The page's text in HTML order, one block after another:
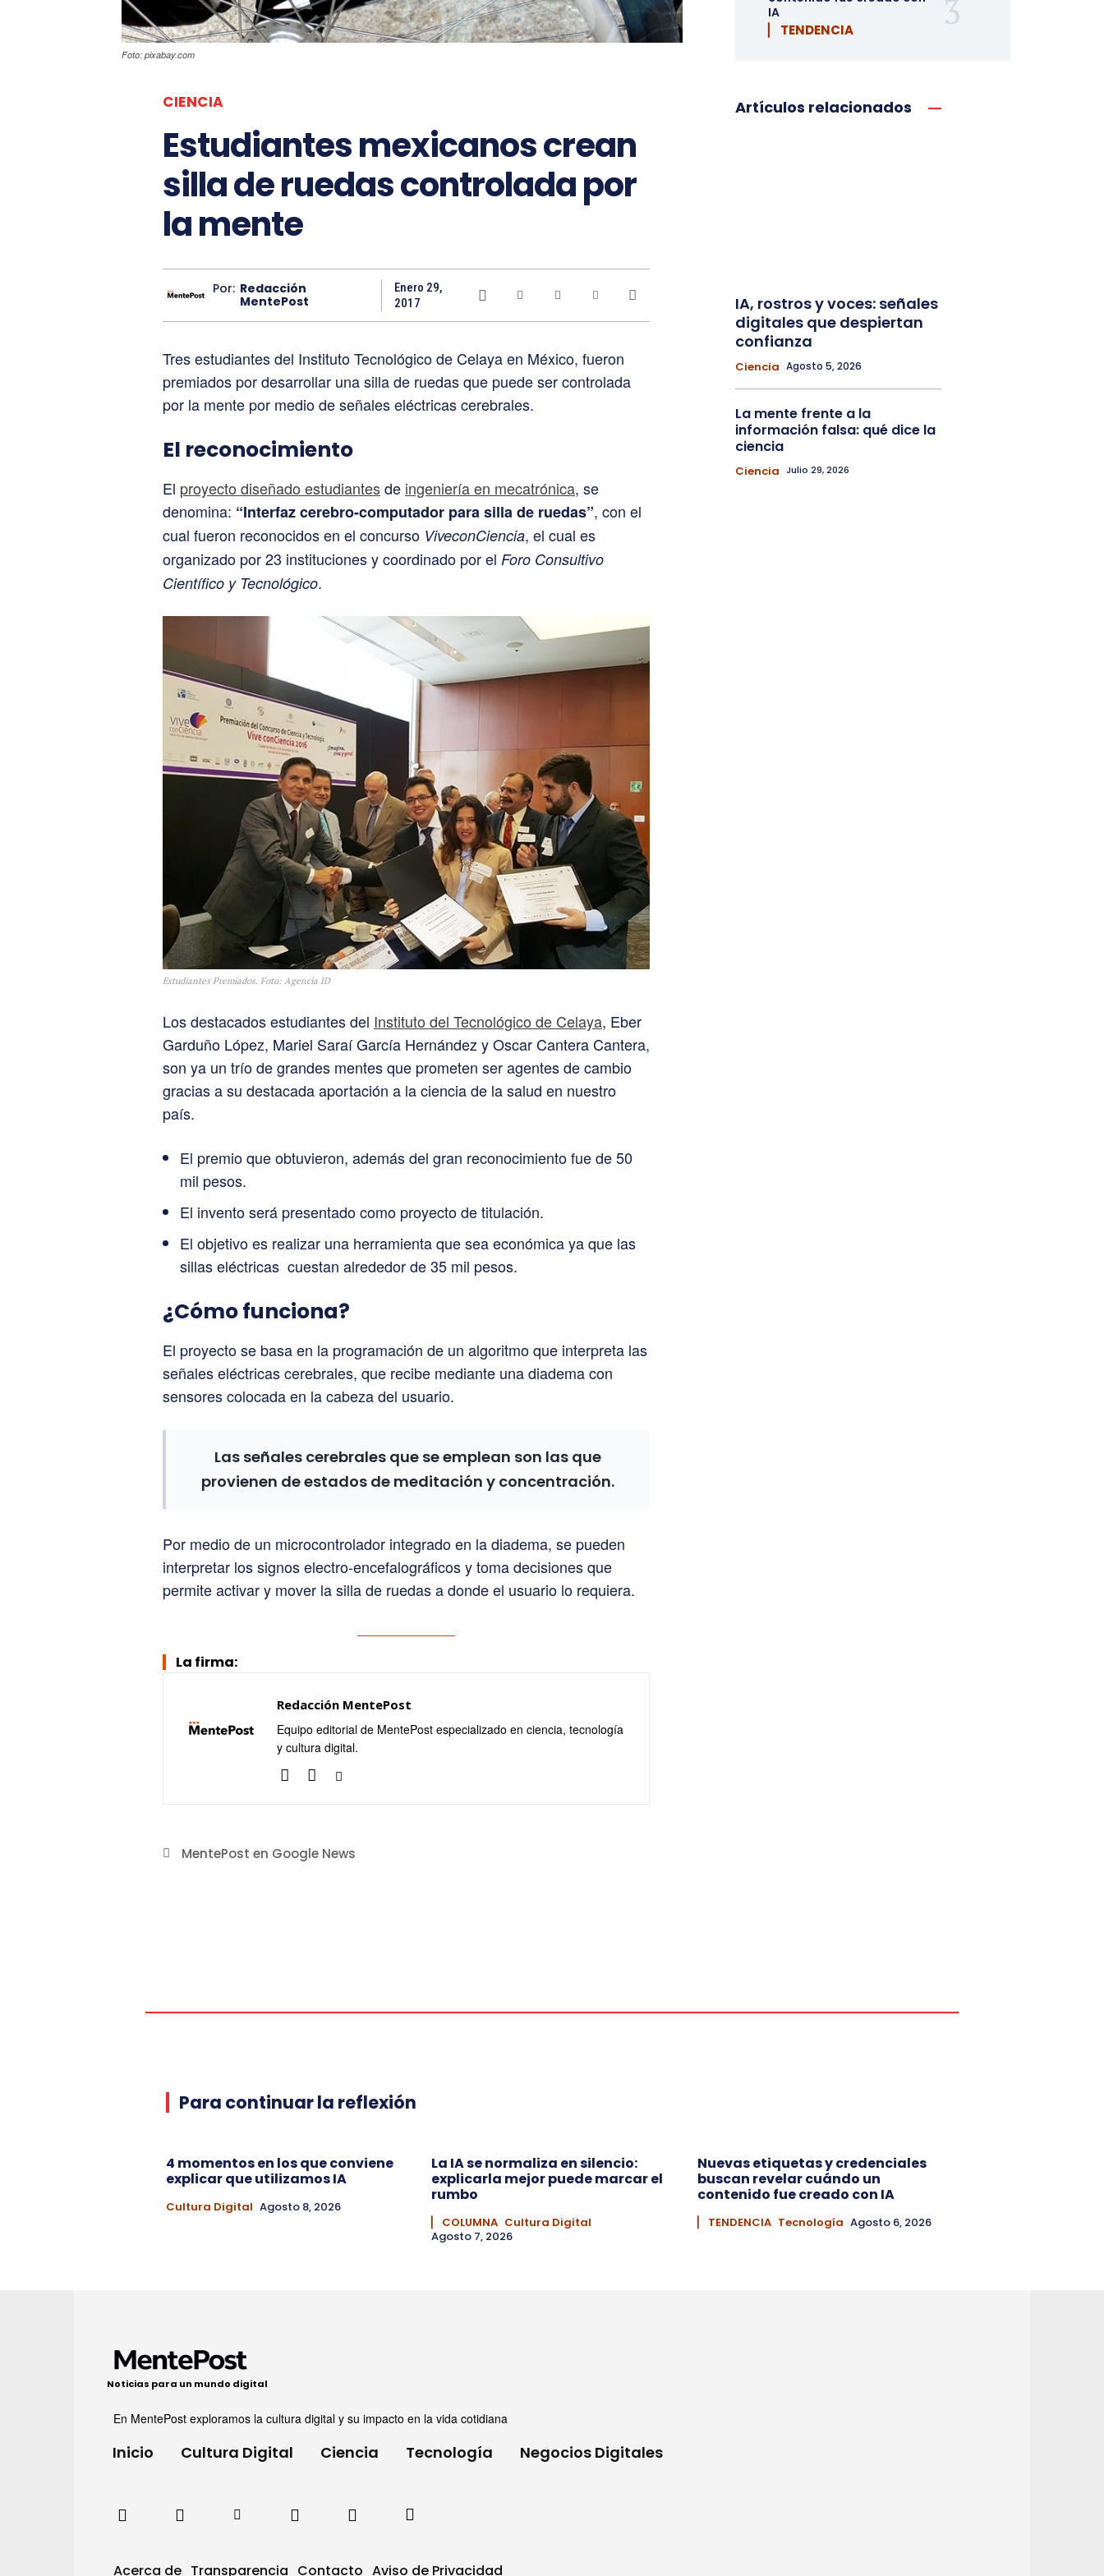
Foto: pixabay.com
CIENCIA
Estudiantes mexicanos crean
silla de ruedas controlada por
la mente
Por: Redacción
MentePost
Enero 29,
2017
Tres estudiantes del Instituto Tecnológico de Celaya en México, fueron
premiados por desarrollar una silla de ruedas que puede ser controlada
por la mente por medio de señales eléctricas cerebrales.
El reconocimiento
El proyecto diseñado estudiantesde ingeniería en mecatrónica, se
denomina: “Interfaz cerebro-computador para silla de ruedas”, con el
cual fueron reconocidos en el concurso ViveconCiencia, el cual es
organizado por 23 instituciones y coordinado por el Foro Consultivo
Científico y Tecnológico.
Estudiantes Premiados. Foto: Agencia ID
Los destacados estudiantes del Instituto del Tecnológico de Celaya, Eber
Garduño López, Mariel Saraí García Hernández y Oscar Cantera Cantera,
son ya un trío de grandes mentes que prometen ser agentes de cambio
gracias a su destacada aportación a la ciencia de la salud en nuestro
país.
El premio que obtuvieron, además del gran reconocimiento fue de 50
mil pesos.
El invento será presentado como proyecto de titulación.
El objetivo es realizar una herramienta que sea económica ya que las
sillas eléctricas cuestan alrededor de 35 mil pesos.
¿Cómo funciona?
El proyecto se basa en la programación de un algoritmo que interpreta las
señales eléctricas cerebrales, que recibe mediante una diadema con
sensores colocada en la cabeza del usuario.
Las señales cerebrales que se emplean son las que
provienen de estados de meditación y concentración.
Por medio de un microcontrolador integrado en la diadema, se pueden
interpretar los signos electro-encefalográficos y toma decisiones que
permite activar y mover la silla de ruedas a donde el usuario lo requiera.
La firma:
Redacción MentePost
Equipo editorial de MentePost especializado en ciencia, tecnología
y cultura digital.
MentePost en Google News
IA
▏ TENDENCIA
Artículos relacionados
IA, rostros y voces: señales
digitales que despiertan
confianza
Ciencia Agosto 5, 2026
La mente frente a la
información falsa: qué dice la
ciencia
Ciencia Julio 29, 2026
Para continuar la reflexión
4 momentos en los que conviene
explicar que utilizamos IA
Cultura Digital Agosto 8, 2026
La IA se normaliza en silencio:
explicarla mejor puede marcar el
rumbo
▏ COLUMNA Cultura Digital
Agosto 7, 2026
Nuevas etiquetas y credenciales
buscan revelar cuándo un
contenido fue creado con IA
▏ TENDENCIA Tecnología Agosto 6, 2026
Noticias para un mundo digital
En MentePost exploramos la cultura digital y su impacto en la vida cotidiana
Inicio Cultura Digital Ciencia Tecnología Negocios Digitales
Acerca de Transparencia Contacto Aviso de Privacidad